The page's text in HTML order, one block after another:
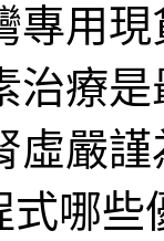
專用現
治療
虛嚴
式哪